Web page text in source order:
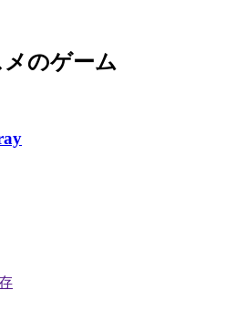
のゲーム